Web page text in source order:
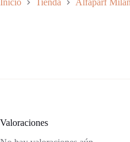
Valoraciones